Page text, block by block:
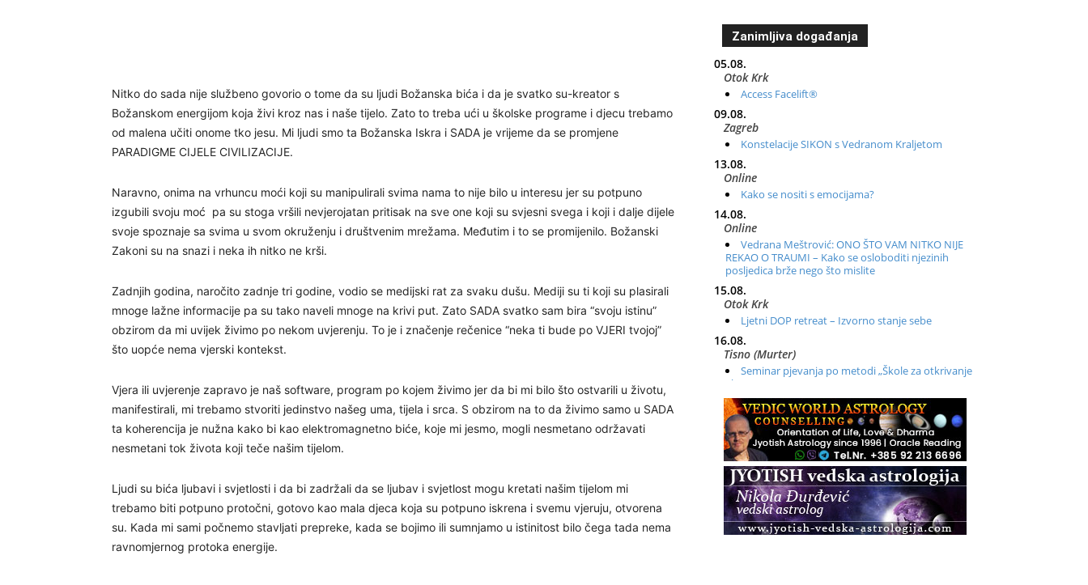
Nitko do sada nije službeno govorio o tome da su ljudi Božanska bića i da je svatko su-kreator s
Božanskom energijom koja živi kroz nas i naše tijelo. Zato to treba ući u školske programe i djecu trebamo
od malena učiti onome tko jesu. Mi ljudi smo ta Božanska Iskra i SADA je vrijeme da se promjene
PARADIGME CIJELE CIVILIZACIJE.
Naravno, onima na vrhuncu moći koji su manipulirali svima nama to nije bilo u interesu jer su potpuno
izgubili svoju moć pa su stoga vršili nevjerojatan pritisak na sve one koji su svjesni svega i koji i dalje dijele
svoje spoznaje sa svima u svom okruženju i društvenim mrežama. Međutim i to se promijenilo. Božanski
Zakoni su na snazi i neka ih nitko ne krši.
Zadnjih godina, naročito zadnje tri godine, vodio se medijski rat za svaku dušu. Mediji su ti koji su plasirali
mnoge lažne informacije pa su tako naveli mnoge na krivi put. Zato SADA svatko sam bira “svoju istinu”
obzirom da mi uvijek živimo po nekom uvjerenju. To je i značenje rečenice “neka ti bude po VJERI tvojoj”
što uopće nema vjerski kontekst.
Vjera ili uvjerenje zapravo je naš software, program po kojem živimo jer da bi mi bilo što ostvarili u životu,
manifestirali, mi trebamo stvoriti jedinstvo našeg uma, tijela i srca. S obzirom na to da živimo samo u SADA
ta koherencija je nužna kako bi kao elektromagnetno biće, koje mi jesmo, mogli nesmetano održavati
nesmetani tok života koji teče našim tijelom.
Ljudi su bića ljubavi i svjetlosti i da bi zadržali da se ljubav i svjetlost mogu kretati našim tijelom mi
trebamo biti potpuno protočni, gotovo kao mala djeca koja su potpuno iskrena i svemu vjeruju, otvorena
su. Kada mi sami počnemo stavljati prepreke, kada se bojimo ili sumnjamo u istinitost bilo čega tada nema
ravnomjernog protoka energije.
Zanimljiva događanja
05.08.
Otok Krk
Access Facelift®
09.08.
Zagreb
Konstelacije SIKON s Vedranom Kraljetom
13.08.
Online
Kako se nositi s emocijama?
14.08.
Online
Vedrana Meštrović: ONO ŠTO VAM NITKO NIJE
REKAO O TRAUMI – Kako se osloboditi njezinih
posljedica brže nego što mislite
15.08.
Otok Krk
Ljetni DOP retreat – Izvorno stanje sebe
16.08.
Tisno (Murter)
Seminar pjevanja po metodi „Škole za otkrivanje
glasa“
20.08.
Online
Radionica: Pomagači iz drugih dimenzija Online –
otvoreno za sve
21.08.
Zagreb+Online
Osnovni ThetaHealing® tečaj, Zagreb i Online
22.08.
Pula